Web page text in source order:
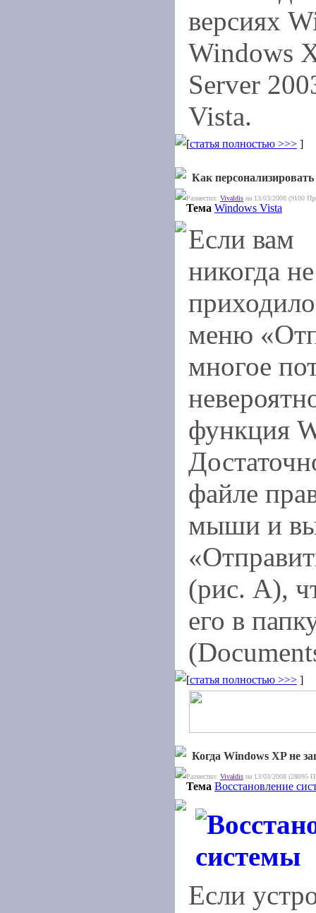
версиях
Windows
Server
Vista.
[статья полностью >>> ]
Как
Разместил: Vivaldis на 13/03/2008 (9100
Тема Windows Vista
Если вам
никогда не
меню
многое
функция
файле
мыши и
(рис. A),
его в
[статья полностью >>> ]
Когда Windows XP не
Разместил: Vivaldis на 13/03/2008 (28095
Тема Восстановление
Если